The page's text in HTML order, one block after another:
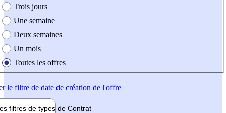
Trois jours
Une semaine
Deux semaines
Un mois
Toutes les offres
le filtre de date de création de l'offre
filtres de types de Contrat